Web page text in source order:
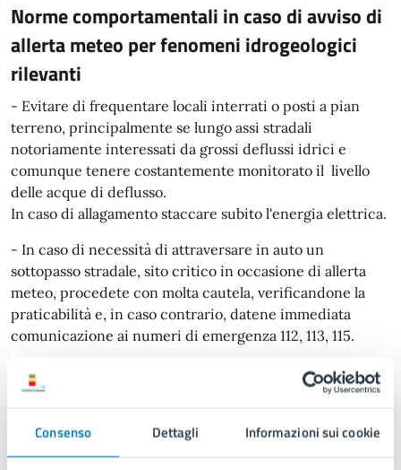
Consenso Dettagli Informazioni sui cookie
Norme comportamentali in caso di avviso di
allerta meteo per fenomeni idrogeologici
rilevanti
- Evitare di frequentare locali interrati o posti a pian
terreno, principalmente se lungo assi stradali
notoriamente interessati da grossi deflussi idrici e
comunque tenere costantemente monitorato il livello
delle acque di deflusso.
In caso di allagamento staccare subito l'energia elettrica.
- In caso di necessità di attraversare in auto un
sottopasso stradale, sito critico in occasione di allerta
meteo, procedete con molta cautela, verificandone la
praticabilità e, in caso contrario, datene immediata
comunicazione ai numeri di emergenza 112, 113, 115.
- Si invita la cittadinanza a prestare la massima
attenzione nei siti già segnalati per il rischio
smottamenti) e idraulico (sottopassi e aree di collettori
fognari per possibili allagamenti).